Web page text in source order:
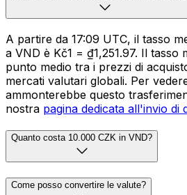
A partire da 17:09 UTC, il tasso
a VND è Kč1 = ₫1,251.97. Il tasso
punto medio tra i prezzi di
mercati valutari globali. Per
ammonterebbe questo
nostra pagina dedicata all'invio di
Quanto costa 10.000 CZK in VND?
Come posso convertire le valute?